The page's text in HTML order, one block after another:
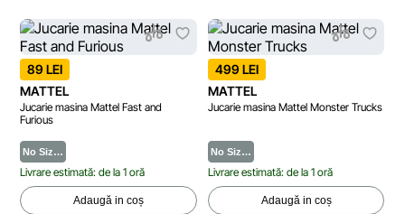
89 LEI
MATTEL
Jucarie masina Mattel Fast and
Furious
No Siz…
Livrare estimată: de la 1 oră
Adaugă in coș
499 LEI
MATTEL
Jucarie masina Mattel Monster Trucks
No Siz…
Livrare estimată: de la 1 oră
Adaugă in coș